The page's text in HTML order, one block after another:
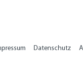
Datenschutz